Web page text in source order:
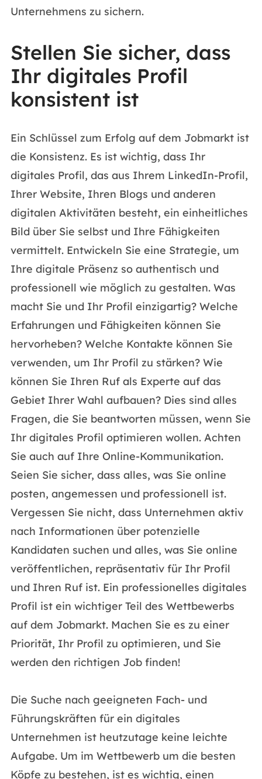
Unternehmens zu sichern.
Stellen Sie sicher, dass
Ihr digitales Profil
konsistent ist
Ein Schlüssel zum Erfolg auf dem Jobmarkt ist
die Konsistenz. Es ist wichtig, dass Ihr
digitales Profil, das aus Ihrem LinkedIn-Profil,
Ihrer Website, Ihren Blogs und anderen
digitalen Aktivitäten besteht, ein einheitliches
Bild über Sie selbst und Ihre Fähigkeiten
vermittelt. Entwickeln Sie eine Strategie, um
Ihre digitale Präsenz so authentisch und
professionell wie möglich zu gestalten. Was
macht Sie und Ihr Profil einzigartig? Welche
Erfahrungen und Fähigkeiten können Sie
hervorheben? Welche Kontakte können Sie
verwenden, um Ihr Profil zu stärken? Wie
können Sie Ihren Ruf als Experte auf das
Gebiet Ihrer Wahl aufbauen? Dies sind alles
Fragen, die Sie beantworten müssen, wenn Sie
Ihr digitales Profil optimieren wollen. Achten
Sie auch auf Ihre Online-Kommunikation.
Seien Sie sicher, dass alles, was Sie online
posten, angemessen und professionell ist.
Vergessen Sie nicht, dass Unternehmen aktiv
nach Informationen über potenzielle
Kandidaten suchen und alles, was Sie online
veröffentlichen, repräsentativ für Ihr Profil
und Ihren Ruf ist. Ein professionelles digitales
Profil ist ein wichtiger Teil des Wettbewerbs
auf dem Jobmarkt. Machen Sie es zu einer
Priorität, Ihr Profil zu optimieren, und Sie
werden den richtigen Job finden!
Die Suche nach geeigneten Fach- und
Führungskräften für ein digitales
Unternehmen ist heutzutage keine leichte
Aufgabe. Um im Wettbewerb um die besten
Köpfe zu bestehen, ist es wichtig, einen